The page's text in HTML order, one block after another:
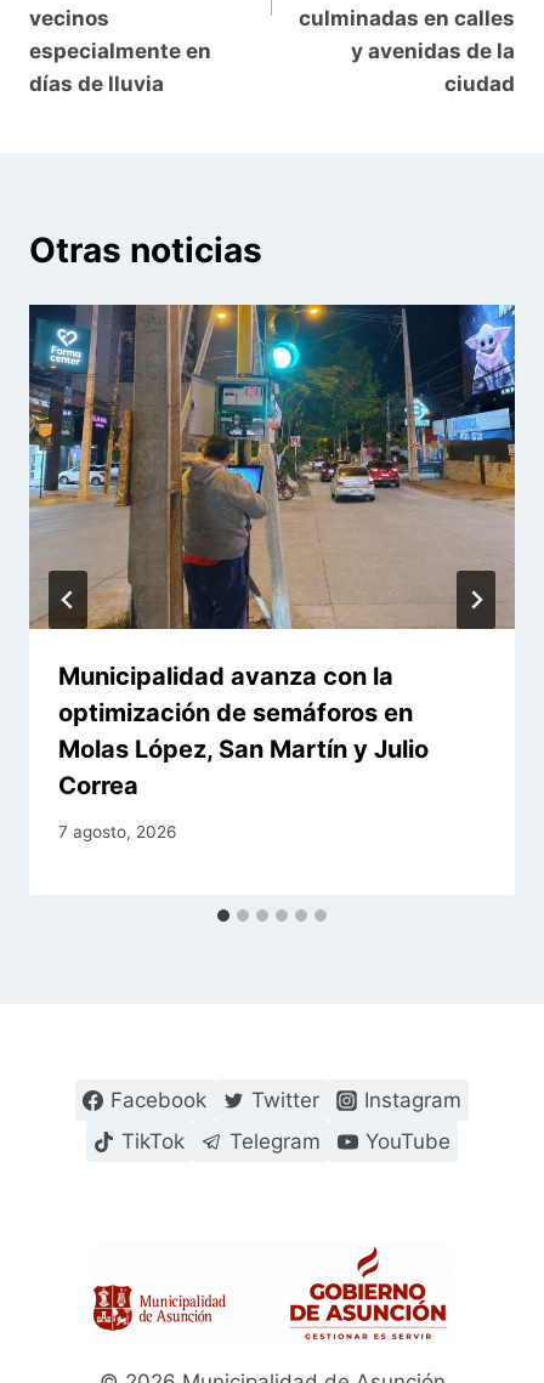
vecinos
especialmente en
días de lluvia
culminadas en calles
y avenidas de la
ciudad
Otras noticias
Municipalidad avanza con la
optimización de semáforos en
Molas López, San Martín y Julio
Correa
7 agosto, 2026
Facebook Twitter
Instagram
TikTok
Telegram YouTube